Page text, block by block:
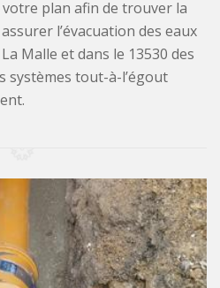
plan afin de trouver la
l’évacuation des eaux
Malle et dans le 13530 des
systèmes tout-à-l’égout